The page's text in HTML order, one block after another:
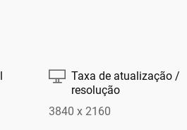
⎚ Taxa de atualização /
resolução
3840 x 2160